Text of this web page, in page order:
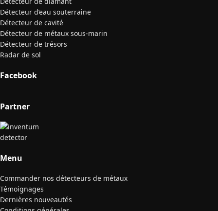
Détecteur d’eau souterraine
Détecteur de cavité
Détecteur de métaux sous-marin
Détecteur de trésors
Radar de sol
Facebook
Partner
Menu
Commander nos détecteurs de métaux
Témoignages
Dernières nouveautés